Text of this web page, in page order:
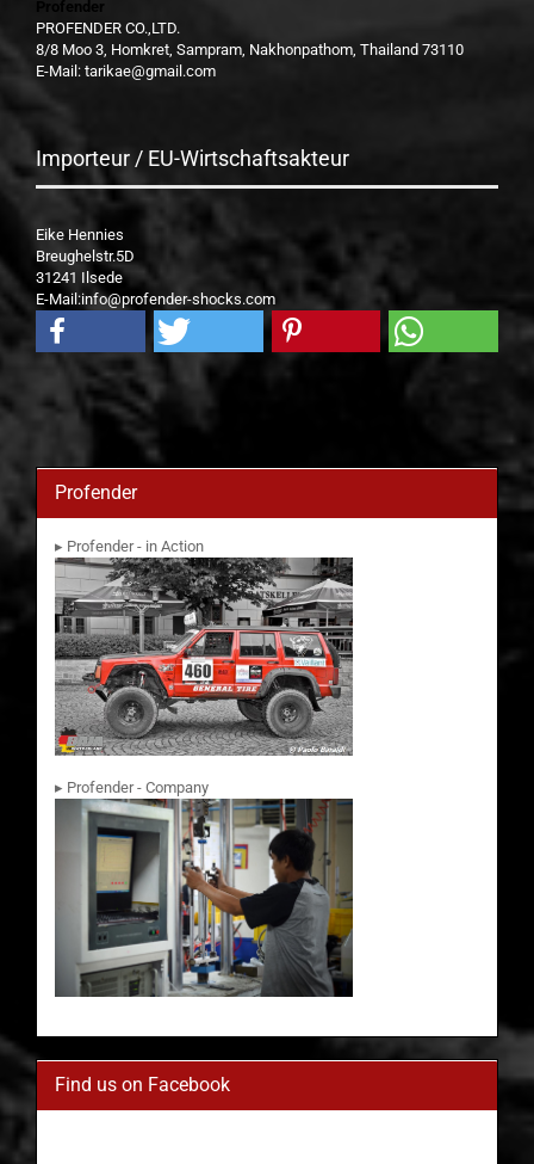
Profender
PROFENDER CO.,LTD.
8/8 Moo 3, Homkret, Sampram, Nakhonpathom, Thailand 73110
E-Mail: tarikae@gmail.com
Importeur / EU-Wirtschaftsakteur
Eike Hennies
Breughelstr.5D
31241 Ilsede
E-Mail:info@profender-shocks.com
Profender
▸ Profender - in Action
▸ Profender - Company
Find us on Facebook